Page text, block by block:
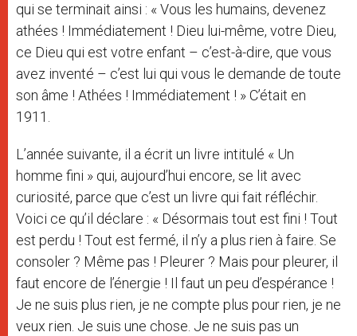
qui se terminait ainsi : « Vous les humains, devenez
athées ! Immédiatement ! Dieu lui-même, votre Dieu,
ce Dieu qui est votre enfant – c’est-à-dire, que vous
avez inventé – c’est lui qui vous le demande de toute
son âme ! Athées ! Immédiatement ! » C’était en
1911.
L’année suivante, il a écrit un livre intitulé « Un
homme fini » qui, aujourd’hui encore, se lit avec
curiosité, parce que c’est un livre qui fait réfléchir.
Voici ce qu’il déclare : « Désormais tout est fini ! Tout
est perdu ! Tout est fermé, il n’y a plus rien à faire. Se
consoler ? Même pas ! Pleurer ? Mais pour pleurer, il
faut encore de l’énergie ! Il faut un peu d’espérance !
Je ne suis plus rien, je ne compte plus pour rien, je ne
veux rien. Je suis une chose. Je ne suis pas un